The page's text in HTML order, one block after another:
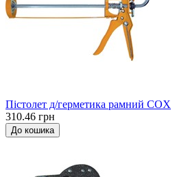
Пістолет д/герметика рамний COX
310.46 грн
До кошика